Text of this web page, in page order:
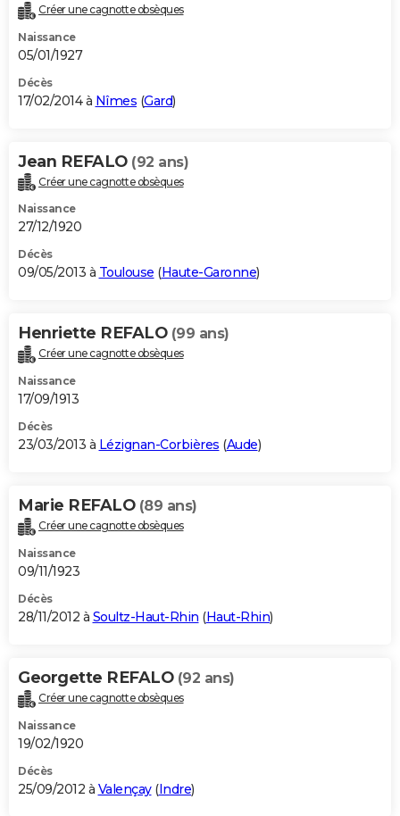
Créer une cagnotte obsèques
Naissance
05/01/1927
Décès
17/02/2014 à Nîmes (Gard)
Jean REFALO (92 ans)
Créer une cagnotte obsèques
Naissance
27/12/1920
Décès
09/05/2013 à Toulouse (Haute-Garonne)
Henriette REFALO (99 ans)
Créer une cagnotte obsèques
Naissance
17/09/1913
Décès
23/03/2013 à Lézignan-Corbières (Aude)
Marie REFALO (89 ans)
Créer une cagnotte obsèques
Naissance
09/11/1923
Décès
28/11/2012 à Soultz-Haut-Rhin (Haut-Rhin)
Georgette REFALO (92 ans)
Créer une cagnotte obsèques
Naissance
19/02/1920
Décès
25/09/2012 à Valençay(Indre)